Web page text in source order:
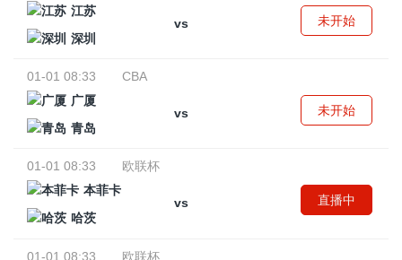
江苏
vs
深圳
未开始
01-01 08:33
CBA
广厦
vs
青岛
未开始
01-01 08:33
欧联杯
本菲卡
vs
哈茨
直播中
01-01 08:33
欧联杯